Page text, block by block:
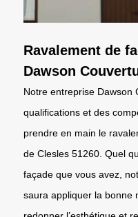
Ravalement de
Dawson
Notre entreprise Dawson
qualifications et des
prendre en main le
de Clesles 51260. Quel
façade que vous avez,
saura appliquer la bonne